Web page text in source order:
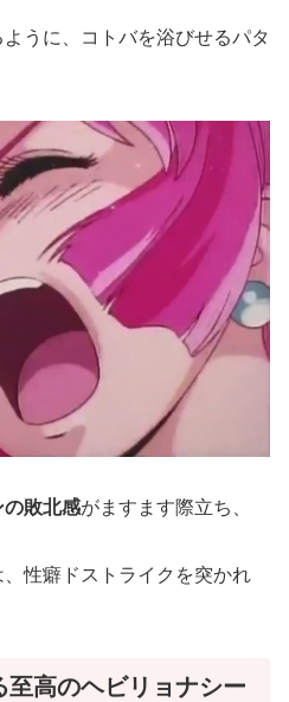
うに、コトバを浴びせるパタ
の敗北感がますます際立ち、
性癖ドストライクを突かれ
至高のヘビリョナシー